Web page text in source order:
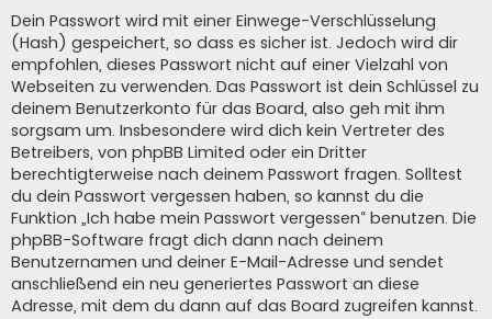
Dein Passwort wird mit einer Einwege-Verschlüsselung
(Hash) gespeichert, so dass es sicher ist. Jedoch wird dir
empfohlen, dieses Passwort nicht auf einer Vielzahl von
Webseiten zu verwenden. Das Passwort ist dein Schlüssel zu
deinem Benutzerkonto für das Board, also geh mit ihm
sorgsam um. Insbesondere wird dich kein Vertreter des
Betreibers, von phpBB Limited oder ein Dritter
berechtigterweise nach deinem Passwort fragen. Solltest
du dein Passwort vergessen haben, so kannst du die
Funktion „Ich habe mein Passwort vergessen“ benutzen. Die
phpBB-Software fragt dich dann nach deinem
Benutzernamen und deiner E-Mail-Adresse und sendet
anschließend ein neu generiertes Passwort an diese
Adresse, mit dem du dann auf das Board zugreifen kannst.